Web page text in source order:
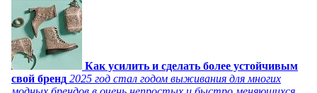
Как усилить и сделать более устойчивым
свой бренд 2025 год стал годом выживания для многих